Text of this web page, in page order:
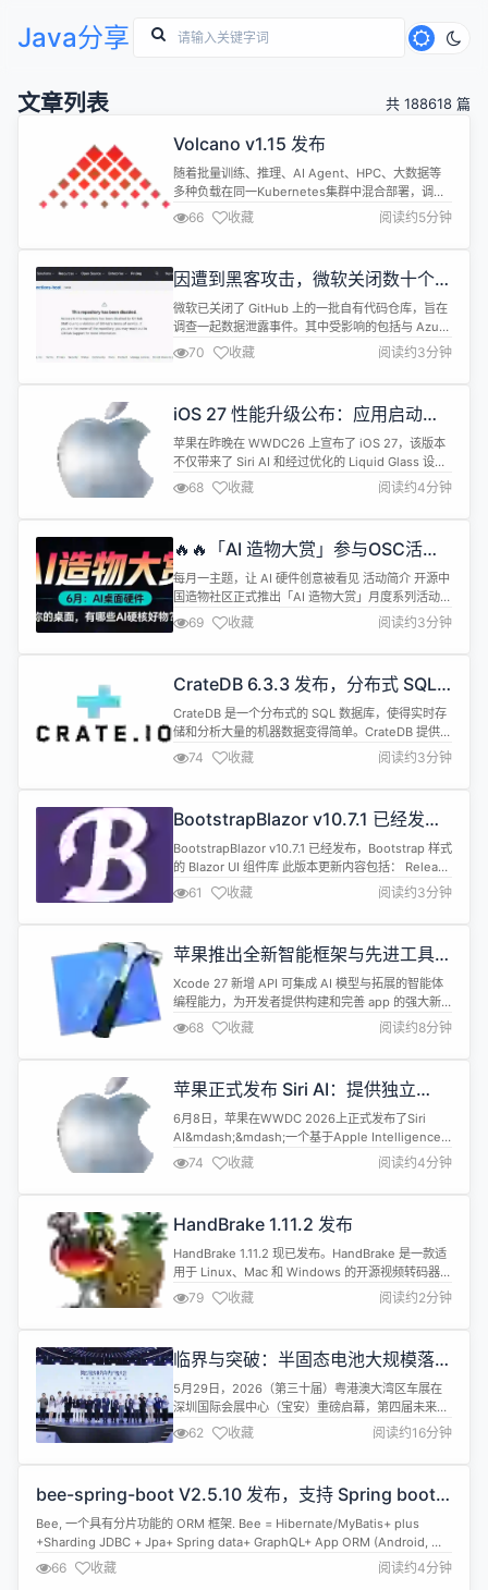
Java分享
文章列表 共 188618 篇
Volcano v1.15 发布
随着批量训练、推理、AI Agent、HPC、大数据等
多种负载在同一Kubernetes集群中混合部署，调度
器需要在资源竞争更加激烈的环境下做出更高质量的
决策，同时保持作业级语义、队列公平性、拓扑亲和
性与运行稳定性。Volcano v1.15.0 现已正式发布，
器协同与性能可观测等方面进行了增强。 本次最值得
关注...
66 收藏 阅读约5分钟
因遭到黑客攻击，微软关闭数十个开
源仓库访问权限
微软已关闭了 GitHub 上的一批自有代码仓库，旨在
调查一起数据泄露事件。其中受影响的包括与 Azure
及 AI 编程工具相关的仓库，例如 Claude Code、
Gemini 的命令行界面以及 VS Code。 据研究人员
表示，黑客在这些工具中植入了可以窃取用户密码和
载了受影响的工具。 微软发言人 Ben ...
70 收藏 阅读约3分钟
iOS 27 性能升级公布：应用启动加
快 30%、优化 CPU 调度策略、重构
系统级搜索底层体系
苹果在昨晚在 WWDC26 上宣布了 iOS 27，该版本
不仅带来了 Siri AI 和经过优化的 Liquid Glass 设计
语言，在基础体验层面同样花了力气。下面是 iOS
27 的核心性能数据。 应用启动速度提升是本次最受
关注的变化之一。苹果通过预加载机制，让用户在点
iPhone 和 iPad 上的应用...
68 收藏 阅读约4分钟
🔥🔥「AI 造物大赏」参与OSC活动
瓜分千元惊喜好礼
每月一主题，让 AI 硬件创意被看见 活动简介 开源中
国造物社区正式推出「AI 造物大赏」月度系列活动，
面向全网硬件创客征集 AI 加持的实体项目。不限硬
件品牌、不限开发平台，只要你有想法、有作品，就
来秀！ * 6月主题：AI 桌面硬件 你的桌面上，有哪些
能台灯、AI 助手小盒子，还是自动化的生产力工具
&m...
69 收藏 阅读约3分钟
CrateDB 6.3.3 发布，分布式 SQL
数据库
CrateDB 是一个分布式的 SQL 数据库，使得实时存
储和分析大量的机器数据变得简单。CrateDB 提供了
通常与 NoSQL 数据库相关的可扩展性和灵活性，最
小的 CrateDB 集群可以轻松地每秒摄取数万条记
录。这些数据可以在整个集群中实时地、临时地、并
本更新内容如下： 更改了 Postg...
74 收藏 阅读约3分钟
BootstrapBlazor v10.7.1 已经发
布，Bootstrap 样式的 Blazor UI 组
件库
BootstrapBlazor v10.7.1 已经发布，Bootstrap 样式
的 Blazor UI 组件库 此版本更新内容包括： Release
2026-06-09 V10.7.0 Features feat(Html2Pdf):
更新版本 10.0.8 依赖包更新到最新 by
@ArgoZhang in https://github.com/dot...
61 收藏 阅读约3分钟
苹果推出全新智能框架与先进工具为
App 开发提速
Xcode 27 新增 API 可集成 AI 模型与拓展的智能体
编程能力，为开发者提供构建和完善 app 的强大新
工具。 Apple 今日推出全新智能功能、扩展的
Xcode 生产力功能及多项平台优化，旨在提升 app
的运行速度与兼容性，同时助力开发者更轻松地打造
我们的目标是为他们提供卓越的...
68 收藏 阅读约8分钟
苹果正式发布 Siri AI：提供独立
App、更强大更具人格的 AI 助手时
代到来
6月8日，苹果在WWDC 2026上正式发布了Siri
AI&mdash;&mdash;一个基于Apple Intelligence
全面重构的全新语音助手版本。 Siri AI的核心升级体
现在四个维度。首先是对话能力的大幅提升：新的
Siri可以进行自然的来回对话，给出详细且引人入胜
个人上下文理解能力&mdash;...
74 收藏 阅读约4分钟
HandBrake 1.11.2 发布
HandBrake 1.11.2 现已发布。HandBrake 是一款适
用于 Linux、Mac 和 Windows 的开源视频转码器。
具体更新内容如下： All platforms Video 修复了执
行两遍无损 x265 编码时发生的崩溃问题。 修复了执
行两遍 MPEG-4/MPEG-2/VP9/FFV1 编码时发生的
79 收藏 阅读约2分钟
临界与突破：半固态电池大规模落地
元年 探寻产业变革价值坐标
5月29日，2026（第三十届）粤港澳大湾区车展在
深圳国际会展中心（宝安）重磅启幕，第四届未来汽
车先行者大会同步举办。5月30日下午，由搜狐汽
车、深圳市联合车展管理有限公司、深圳市中成联合
会展管理有限公司联合主办的&ldquo;半固态电池价
会备受瞩目的重磅分论坛。 本届大会以&ldquo;拾级
&rdquo;...
62 收藏 阅读约16分钟
bee-spring-boot V2.5.10 发布，支持 Spring boot
各大主流版本
Bee, 一个具有分片功能的 ORM 框架. Bee = Hibernate/MyBatis+ plus
+Sharding JDBC + Jpa+ Spring data+ GraphQL+ App ORM (Android, 鸿
蒙) 小巧玲珑！仅 935K, 还不到 1M, 但却是功能强大！ V2.5.10 (LTS 版) ** 本
次升级，以修复 bug...
66 收藏 阅读约4分钟